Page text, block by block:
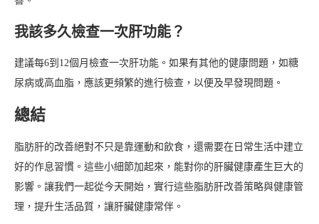
我該多久檢查一次肝功能？
建議每6到12個月檢查一次肝功能。如果有其他的健康問題，如糖
尿病或高血脂，應該更頻繁的進行檢查，以便及早發現問題。
總結
脂肪肝的改善絕對不只是靠運動和飲食，還需要在日常生活中建立
好的作息習慣。這些小細節加起來，能對你的肝臟健康產生巨大的
影響。讓我們一起從今天開始，實行這些脂肪肝改善策略與健康管
理，提升生活品質，讓肝臟健康常伴。